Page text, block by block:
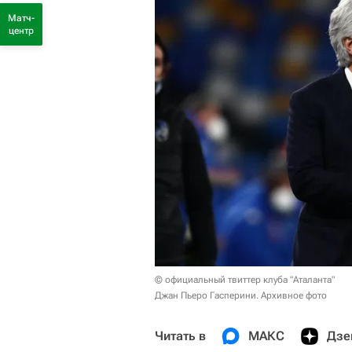
© официальный твиттер клуба "Аталанта"
Джан Пьеро Гасперини. Архивное фото
Читать в МАКС
Матч-
центр